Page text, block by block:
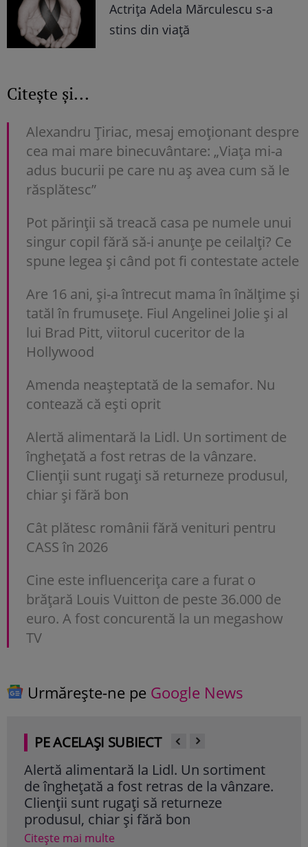
Actrița Adela Mărculescu s-a
stins din viață
Citește și...
Alexandru Țiriac, mesaj emoționant despre
cea mai mare binecuvântare: „Viața mi-a
adus bucurii pe care nu aș avea cum să le
răsplătesc”
Pot părinții să treacă casa pe numele unui
singur copil fără să-i anunțe pe ceilalți? Ce
spune legea și când pot fi contestate actele
Are 16 ani, și-a întrecut mama în înălțime și
tatăl în frumusețe. Fiul Angelinei Jolie și al
lui Brad Pitt, viitorul cuceritor de la
Hollywood
Amenda neașteptată de la semafor. Nu
contează că ești oprit
Alertă alimentară la Lidl. Un sortiment de
înghețată a fost retras de la vânzare.
Clienții sunt rugați să returneze produsul,
chiar și fără bon
Cât plătesc românii fără venituri pentru
CASS în 2026
Cine este influencerița care a furat o
brățară Louis Vuitton de peste 36.000 de
euro. A fost concurentă la un megashow
TV
Urmărește-ne pe Google News
PE ACELAȘI SUBIECT
Alertă alimentară la Lidl. Un sortiment
de înghețată a fost retras de la vânzare.
Clienții sunt rugați să returneze
produsul, chiar și fără bon
Citește mai multe